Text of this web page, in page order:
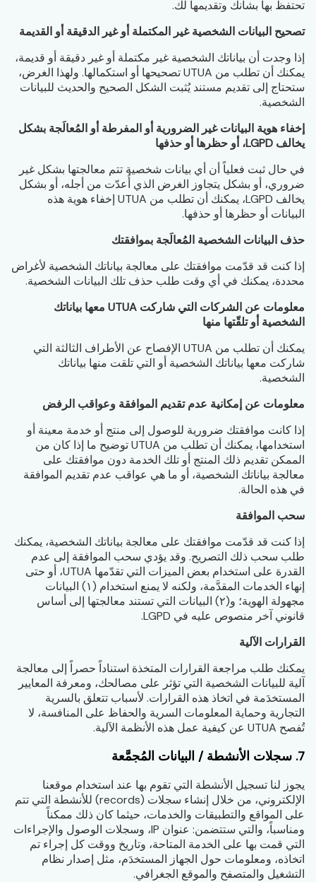
تحتفظ بها بشأنك وتقديمها لك.
تصحيح البيانات الشخصية غير المكتملة أو غير الدقيقة أو القديمة
إذا وجدت أن بياناتك الشخصية غير مكتملة أو غير دقيقة أو قديمة،
يمكنك أن تطلب من UTUA تصحيحها أو استكمالها. ولهذا الغرض،
ستحتاج إلى تقديم مستند يُثبت الشكل الصحيح والحديث للبيانات
الشخصية.
إخفاء هوية البيانات غير الضرورية أو المفرطة أو المُعالَجة بشكل
يخالف LGPD، أو حظرها أو حذفها
في حال ثبت فعلياً أن أي بيانات شخصية تتم معالجتها بشكل غير
ضروري، أو بشكل يتجاوز الغرض الذي أُعدّت من أجله، أو بشكل
يخالف LGPD، يمكنك أن تطلب من UTUA إخفاء هوية هذه
البيانات أو حظرها أو حذفها.
حذف البيانات الشخصية المُعالَجة بموافقتك
إذا كنت قد قدّمت موافقتك على معالجة بياناتك الشخصية لأغراض
محددة، يمكنك في أي وقت طلب حذف تلك البيانات الشخصية.
معلومات عن الشركات التي شاركت UTUA معها بياناتك
الشخصية أو تلقّتها منها
يمكنك أن تطلب من UTUA الإفصاح عن الأطراف الثالثة التي
شاركت معها بياناتك الشخصية أو التي تلقت منها بياناتك
الشخصية.
معلومات عن إمكانية عدم تقديم الموافقة وعواقب الرفض
إذا كانت موافقتك ضرورية للوصول إلى منتج أو خدمة معينة أو
استخدامها، يمكنك أن تطلب من UTUA توضيح ما إذا كان من
الممكن تقديم ذلك المنتج أو تلك الخدمة دون موافقتك على
معالجة بياناتك الشخصية، أو ما هي عواقب عدم تقديم الموافقة
في هذه الحالة.
سحب الموافقة
إذا كنت قد قدّمت موافقتك على معالجة بياناتك الشخصية، يمكنك
طلب سحب ذلك التصريح. وقد يؤدي سحب الموافقة إلى عدم
القدرة على استخدام بعض الميزات التي تقدّمها UTUA، أو حتى
إنهاء الخدمات المقدَّمة، ولكنه لا يمنع استخدام (١) البيانات
مجهولة الهوية؛ و(٢) البيانات التي تستند معالجتها إلى أساس
قانوني آخر منصوص عليه في LGPD.
القرارات الآلية
يمكنك طلب مراجعة القرارات المتخذة استناداً حصراً إلى معالجة
آلية للبيانات الشخصية التي تؤثر على مصالحك، ومعرفة المعايير
المستخدَمة في اتخاذ هذه القرارات. لأسباب تتعلق بالسرية
التجارية وحماية المعلومات السرية والحفاظ على المنافسة، لا
تُفصح UTUA عن كيفية عمل هذه الأنظمة الآلية.
7. سجلات الأنشطة / البيانات المُجمَّعة
يجوز لنا تسجيل الأنشطة التي تقوم بها عند استخدام موقعنا
الإلكتروني، من خلال إنشاء سجلات (records) للأنشطة التي تتم
على المواقع والتطبيقات والخدمات، حيثما كان ذلك ممكناً
ومناسباً، والتي ستتضمن: عنوان IP، وسجلات الوصول والإجراءات
التي قمت بها على الخدمة المتاحة، وتاريخ ووقت كل إجراء تم
اتخاذه، ومعلومات حول الجهاز المستخدَم، مثل إصدار نظام
التشغيل والمتصفح والموقع الجغرافي.